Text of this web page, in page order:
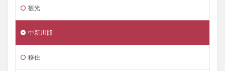
観光
中新川郡
移住